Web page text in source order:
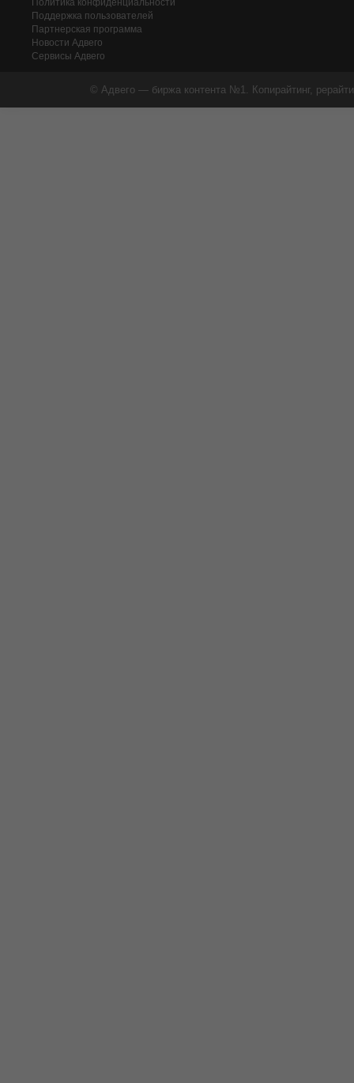
Политика конфиденциальности
Поддержка пользователей
Партнерская программа
Новости Адвего
Сервисы Адвего
© Адвего — биржа контента №1. Копирайтинг,